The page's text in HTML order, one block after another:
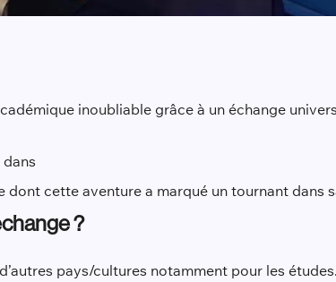
inoubliable grâce à un échange
dont cette aventure a marqué un tournant dans
?
pays/cultures notamment pour les